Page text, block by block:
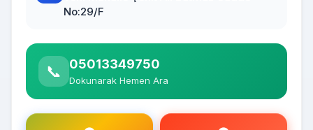
No:29/F
📞 05013349750
Dokunarak Hemen Ara